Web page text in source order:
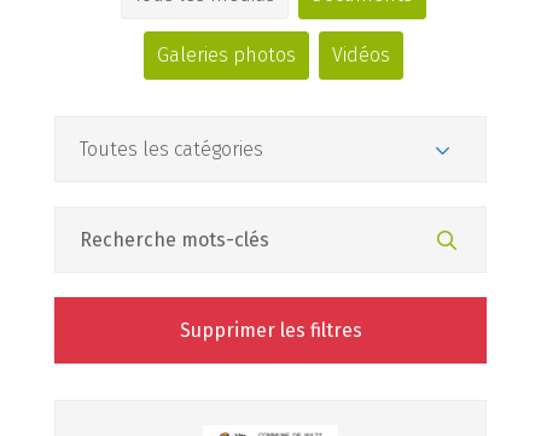
Galeries photos Vidéos
Supprimer les filtres